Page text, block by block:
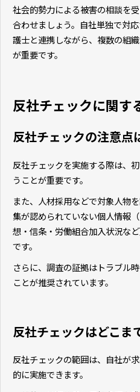
社会的勢力による被害の相談を
合わせましょう。自社単独で対
護士と連携しながら、複数の組
が重要です。
反社チェックに関す
反社チェックの注意点
反社チェックを実施する際は、
うことが重要です。
また、人材採用などで対象人物
集が認められていない個人情報
想・信条・労働組合加入状況な
です。
さらに、調査の証拠はトラブル
ことが推奨されています。
反社チェックはどこま
反社チェックの範囲は、自社が
的に実施できます。